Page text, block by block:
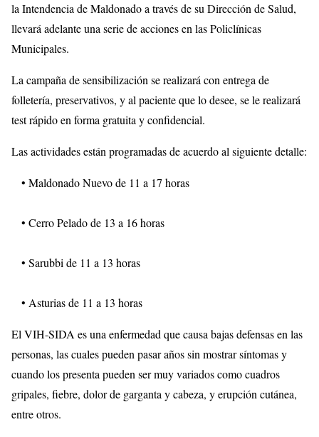
la Intendencia de Maldonado a través de su Dirección de Salud,
llevará adelante una serie de acciones en las Policlínicas
Municipales.
La campaña de sensibilización se realizará con entrega de
folletería, preservativos, y al paciente que lo desee, se le realizará
test rápido en forma gratuita y confidencial.
Las actividades están programadas de acuerdo al siguiente detalle:
• Maldonado Nuevo de 11 a 17 horas
• Cerro Pelado de 13 a 16 horas
• Sarubbi de 11 a 13 horas
• Asturias de 11 a 13 horas
El VIH-SIDA es una enfermedad que causa bajas defensas en las
personas, las cuales pueden pasar años sin mostrar síntomas y
cuando los presenta pueden ser muy variados como cuadros
gripales, fiebre, dolor de garganta y cabeza, y erupción cutánea,
entre otros.